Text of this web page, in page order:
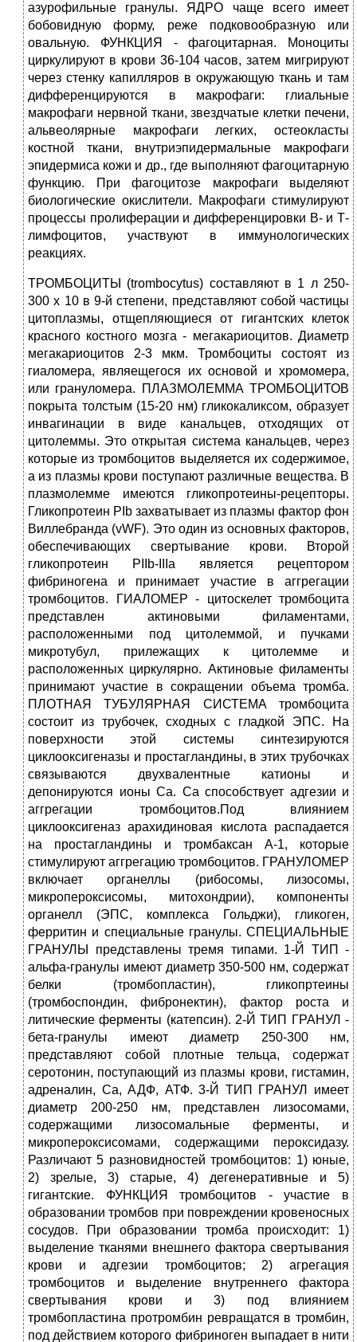
ТРОМБОЦИТЫ (trombocytus) составляют в 1 л 250-
300 х 10 в 9-й степени, представляют собой частицы
цитоплазмы, отщепляющиеся от гигантских клеток
красного костного мозга - мегакариоцитов. Диаметр
мегакариоцитов 2-3 мкм. Тромбоциты состоят из
гиаломера, являещегося их основой и хромомера,
или грануломера. ПЛАЗМОЛЕММА ТРОМБОЦИТОВ
покрыта толстым (15-20 нм) гликокаликсом, образует
инвагинации в виде канальцев, отходящих от
цитолеммы. Это открытая система канальцев, через
которые из тромбоцитов выделяется их содержимое,
а из плазмы крови поступают различные вещества. В
плазмолемме имеются гликопротеины-рецепторы.
Гликопротеин PIb захватывает из плазмы фактор фон
Виллебранда (vWF). Это один из основных факторов,
обеспечивающих свертывание крови. Второй
гликопротеин PIIb-IIIa является рецептором
фибриногена и принимает участие в аггрегации
тромбоцитов. ГИАЛОМЕР - цитоскелет тромбоцита
представлен актиновыми филаментами,
расположенными под цитолеммой, и пучками
микротубул, прилежащих к цитолемме и
расположенных циркулярно. Актиновые филаменты
принимают участие в сокращении объема тромба.
ПЛОТНАЯ ТУБУЛЯРНАЯ СИСТЕМА тромбоцита
состоит из трубочек, сходных с гладкой ЭПС. На
поверхности этой системы синтезируются
циклооксигеназы и простагландины, в этих трубочках
связываются двухвалентные катионы и
депонируются ионы Са. Са способствует адгезии и
аггрегации тромбоцитов.Под влиянием
циклооксигеназ арахидиновая кислота распадается
на простагландины и тромбаксан А-1, которые
стимулируют аггрегацию тромбоцитов. ГРАНУЛОМЕР
включает органеллы (рибосомы, лизосомы,
микропероксисомы, митохондрии), компоненты
органелл (ЭПС, комплекса Гольджи), гликоген,
ферритин и специальные гранулы. СПЕЦИАЛЬНЫЕ
ГРАНУЛЫ представлены тремя типами. 1-Й ТИП -
альфа-гранулы имеют диаметр 350-500 нм, содержат
белки (тромбопластин), гликопртеины
(тромбоспондин, фибронектин), фактор роста и
литические ферменты (катепсин). 2-Й ТИП ГРАНУЛ -
бета-гранулы имеют диаметр 250-300 нм,
представляют собой плотные тельца, содержат
серотонин, поступающий из плазмы крови, гистамин,
адреналин, Са, АДФ, АТФ. 3-Й ТИП ГРАНУЛ имеет
диаметр 200-250 нм, представлен лизосомами,
содержащими лизосомальные ферменты, и
микропероксисомами, содержащими пероксидазу.
Различают 5 разновидностей тромбоцитов: 1) юные,
2) зрелые, 3) старые, 4) дегенеративные и 5)
гигантские. ФУНКЦИЯ тромбоцитов - участие в
образовании тромбов при повреждении кровеносных
сосудов. При образовании тромба происходит: 1)
выделение тканями внешнего фактора свертывания
крови и адгезии тромбоцитов; 2) агрегация
тромбоцитов и выделение внутреннего фактора
свертывания крови и 3) под влиянием
тромбопластина протромбин ревращатся в тромбин,
под действием которого фибриноген выпадает в нити